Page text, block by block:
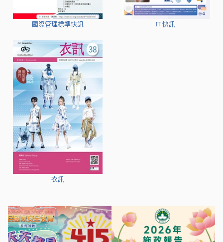
國際管理標準快訊 IT 快訊
衣訊